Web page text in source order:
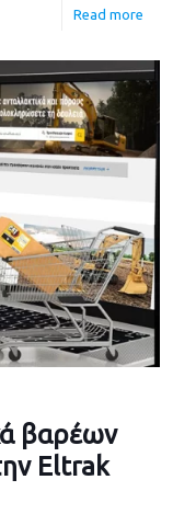
Read more
βαρέων
Eltrak